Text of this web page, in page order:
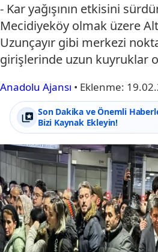
- Kar yağışının etkisini
Mecidiyeköy olmak üzere
Uzunçayır gibi merkezi
girişlerinde uzun kuyruklar
Anadolu Ajansı • Eklenme:
Son Dakika ve Önemli
Bizi Kaynak Ekleyin!